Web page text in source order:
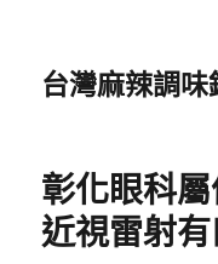
台灣麻辣調味
彰化眼科
近視雷射